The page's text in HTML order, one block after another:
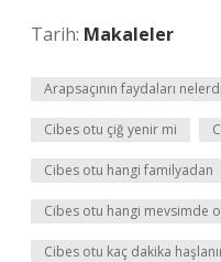
Tarih: Makaleler
Arapsaçının faydaları
Cibes otu çiğ yenir mi
Cibes otu hangi familyadan
Cibes otu hangi mevsimde
Cibes otu kaç dakika